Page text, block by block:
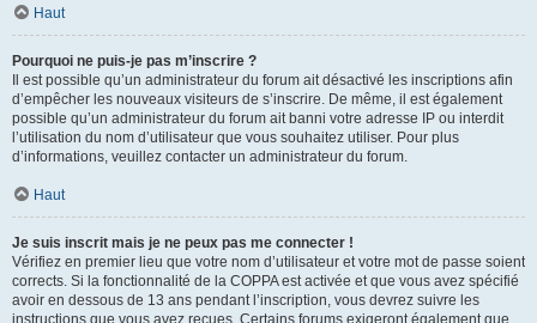
Haut
Pourquoi ne puis-je pas m’inscrire ?
Il est possible qu’un administrateur du forum ait désactivé les inscriptions afin
d’empêcher les nouveaux visiteurs de s’inscrire. De même, il est également
possible qu’un administrateur du forum ait banni votre adresse IP ou interdit
l’utilisation du nom d’utilisateur que vous souhaitez utiliser. Pour plus
d’informations, veuillez contacter un administrateur du forum.
Haut
Je suis inscrit mais je ne peux pas me connecter !
Vérifiez en premier lieu que votre nom d’utilisateur et votre mot de passe soient
corrects. Si la fonctionnalité de la COPPA est activée et que vous avez spécifié
avoir en dessous de 13 ans pendant l’inscription, vous devrez suivre les
instructions que vous avez reçues. Certains forums exigeront également que